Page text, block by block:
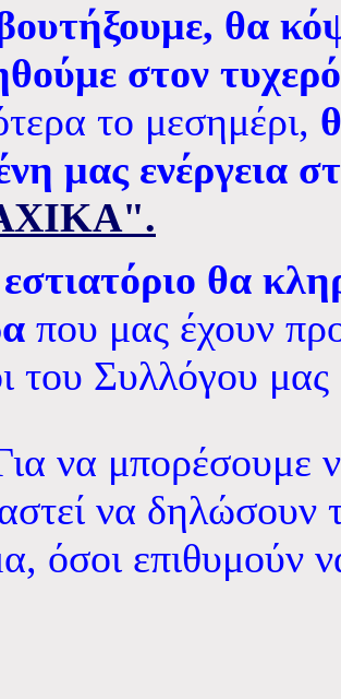
θα
στον
το μεσημέρι,
μας ενέργεια
θα
που μας έχουν
του Συλλόγου μας
να μπορέσουμε
να δηλώσουν
όσοι επιθυμούν